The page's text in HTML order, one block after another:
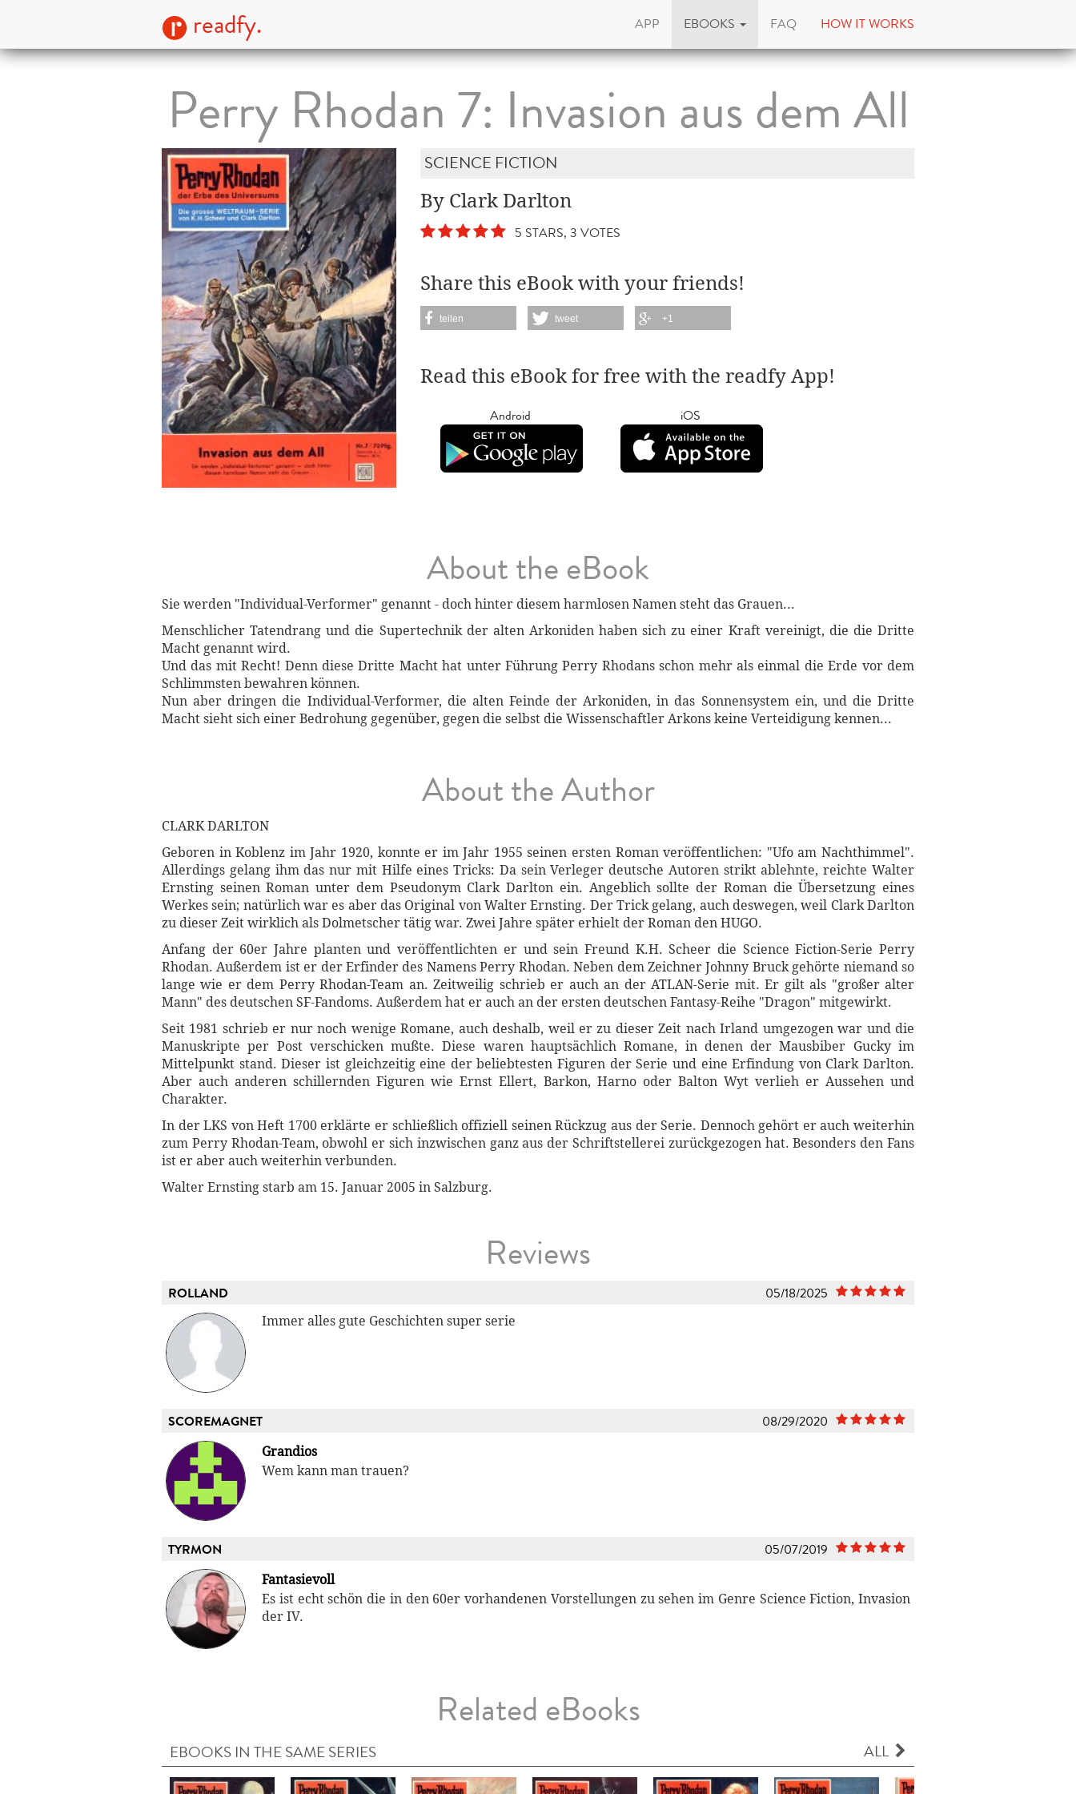
readfy. APP EBOOKS FAQ HOW IT WORKS
Perry Rhodan 7: Invasion aus dem All
SCIENCE FICTION
By Clark Darlton
5 STARS, 3 VOTES
Share this eBook with your friends!
teilen tweet +1
Read this eBook for free with the readfy App!
Android iOS
About the eBook
Sie werden "Individual-Verformer" genannt - doch hinter diesem harmlosen Namen steht das Grauen...
Menschlicher Tatendrang und die Supertechnik der alten Arkoniden haben sich zu einer Kraft vereinigt, die die Dritte
Macht genannt wird.
Und das mit Recht! Denn diese Dritte Macht hat unter Führung Perry Rhodans schon mehr als einmal die Erde vor dem
Schlimmsten bewahren können.
Nun aber dringen die Individual-Verformer, die alten Feinde der Arkoniden, in das Sonnensystem ein, und die Dritte
Macht sieht sich einer Bedrohung gegenüber, gegen die selbst die Wissenschaftler Arkons keine Verteidigung kennen...
About the Author
CLARK DARLTON
Geboren in Koblenz im Jahr 1920, konnte er im Jahr 1955 seinen ersten Roman veröffentlichen: "Ufo am Nachthimmel".
Allerdings gelang ihm das nur mit Hilfe eines Tricks: Da sein Verleger deutsche Autoren strikt ablehnte, reichte Walter
Ernsting seinen Roman unter dem Pseudonym Clark Darlton ein. Angeblich sollte der Roman die Übersetzung eines
Werkes sein; natürlich war es aber das Original von Walter Ernsting. Der Trick gelang, auch deswegen, weil Clark Darlton
zu dieser Zeit wirklich als Dolmetscher tätig war. Zwei Jahre später erhielt der Roman den HUGO.
Anfang der 60er Jahre planten und veröffentlichten er und sein Freund K.H. Scheer die Science Fiction-Serie Perry
Rhodan. Außerdem ist er der Erfinder des Namens Perry Rhodan. Neben dem Zeichner Johnny Bruck gehörte niemand so
lange wie er dem Perry Rhodan-Team an. Zeitweilig schrieb er auch an der ATLAN-Serie mit. Er gilt als "großer alter
Mann" des deutschen SF-Fandoms. Außerdem hat er auch an der ersten deutschen Fantasy-Reihe "Dragon" mitgewirkt.
Seit 1981 schrieb er nur noch wenige Romane, auch deshalb, weil er zu dieser Zeit nach Irland umgezogen war und die
Manuskripte per Post verschicken mußte. Diese waren hauptsächlich Romane, in denen der Mausbiber Gucky im
Mittelpunkt stand. Dieser ist gleichzeitig eine der beliebtesten Figuren der Serie und eine Erfindung von Clark Darlton.
Aber auch anderen schillernden Figuren wie Ernst Ellert, Barkon, Harno oder Balton Wyt verlieh er Aussehen und
Charakter.
In der LKS von Heft 1700 erklärte er schließlich offiziell seinen Rückzug aus der Serie. Dennoch gehört er auch weiterhin
zum Perry Rhodan-Team, obwohl er sich inzwischen ganz aus der Schriftstellerei zurückgezogen hat. Besonders den Fans
ist er aber auch weiterhin verbunden.
Walter Ernsting starb am 15. Januar 2005 in Salzburg.
Reviews
ROLLAND 05/18/2025
Immer alles gute Geschichten super serie
SCOREMAGNET 08/29/2020
Grandios
Wem kann man trauen?
TYRMON 05/07/2019
Fantasievoll
Es ist echt schön die in den 60er vorhandenen Vorstellungen zu sehen im Genre Science Fiction, Invasion
der IV.
Related eBooks
EBOOKS IN THE SAME SERIES ALL